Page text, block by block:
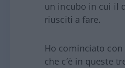
un incubo in cui il
riusciti a fare.
Ho cominciato
che c’è in queste